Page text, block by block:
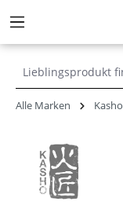
springen
Alle Marken Kasho